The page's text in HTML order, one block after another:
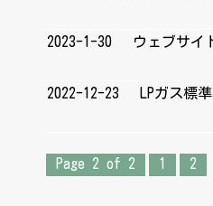
2023-1-30 ウェブサイ
2022-12-23 LPガス標
Page 2 of 2 1 2